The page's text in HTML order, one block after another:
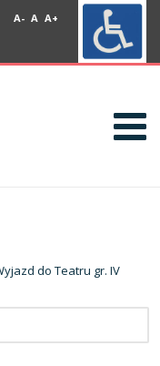
A- A A+
do Teatru gr. IV